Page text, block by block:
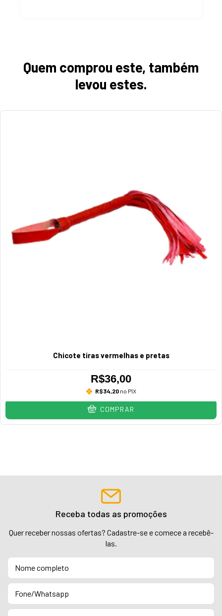
Quem comprou este, também
levou estes.
Chicote tiras vermelhas e pretas
R$36,00
R$34,20no PIX
COMPRAR
Receba todas as promoções
Quer receber nossas ofertas? Cadastre-se e comece a recebê-
las.